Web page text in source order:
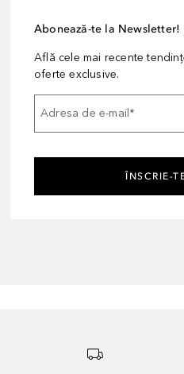
Abonează-te la Newsletter!
Află cele mai recente
oferte exclusive.
Adresa de e-mail*
ÎNSCRIE-